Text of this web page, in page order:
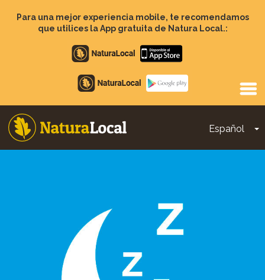
contenido
Para una mejor experiencia mobile, te recomendamos
que utilices la App gratuita de Natura Local.:
Apple
store
Google
Play
Español
Main